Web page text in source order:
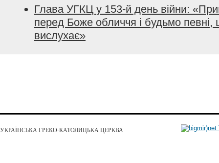
Глава УГКЦ у 153-й день війни:
перед Боже обличчя і будьмо певні,
вислухає»
УКРАЇНСЬКА ГРЕКО-КАТОЛИЦЬКА ЦЕРКВА